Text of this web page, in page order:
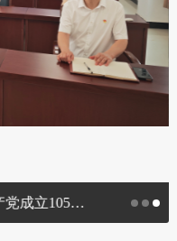
商丘局组织收听收看庆祝中国共产党成立105周年大会